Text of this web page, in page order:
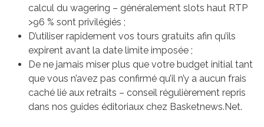
calcul du wagering – généralement slots haut RTP
>96 % sont privilégiés ;
D’utiliser rapidement vos tours gratuits afin qu’ils
expirent avant la date limite imposée ;
De ne jamais miser plus que votre budget initial tant
que vous n’avez pas confirmé qu’il n’y a aucun frais
caché lié aux retraits – conseil régulièrement repris
dans nos guides éditoriaux chez Basketnews.Net.